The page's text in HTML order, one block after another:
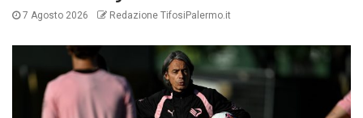
7 Agosto 2026 Redazione TifosiPalermo.it